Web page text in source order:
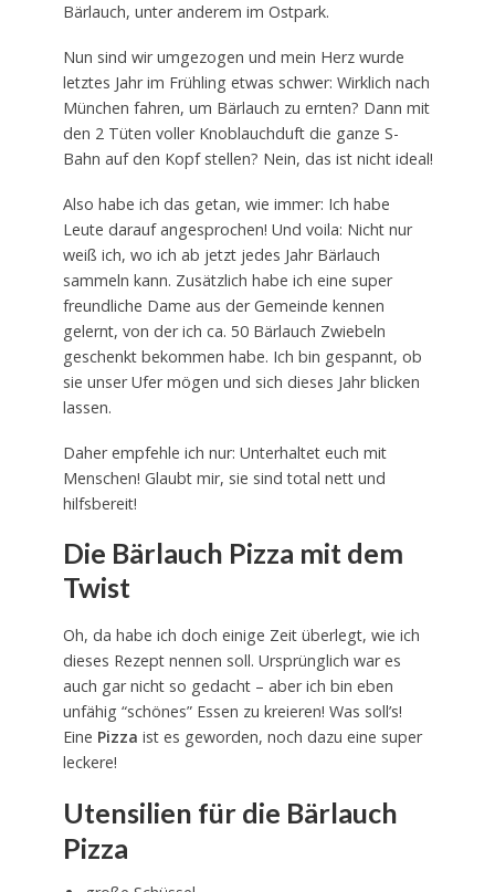
Bärlauch, unter anderem im Ostpark.
Nun sind wir umgezogen und mein Herz wurde
letztes Jahr im Frühling etwas schwer: Wirklich nach
München fahren, um Bärlauch zu ernten? Dann mit
den 2 Tüten voller Knoblauchduft die ganze S-
Bahn auf den Kopf stellen? Nein, das ist nicht ideal!
Also habe ich das getan, wie immer: Ich habe
Leute darauf angesprochen! Und voila: Nicht nur
weiß ich, wo ich ab jetzt jedes Jahr Bärlauch
sammeln kann. Zusätzlich habe ich eine super
freundliche Dame aus der Gemeinde kennen
gelernt, von der ich ca. 50 Bärlauch Zwiebeln
geschenkt bekommen habe. Ich bin gespannt, ob
sie unser Ufer mögen und sich dieses Jahr blicken
lassen.
Daher empfehle ich nur: Unterhaltet euch mit
Menschen! Glaubt mir, sie sind total nett und
hilfsbereit!
Die Bärlauch Pizza mit dem
Twist
Oh, da habe ich doch einige Zeit überlegt, wie ich
dieses Rezept nennen soll. Ursprünglich war es
auch gar nicht so gedacht – aber ich bin eben
unfähig “schönes” Essen zu kreieren! Was soll’s!
Eine Pizza ist es geworden, noch dazu eine super
leckere!
Utensilien für die Bärlauch
Pizza